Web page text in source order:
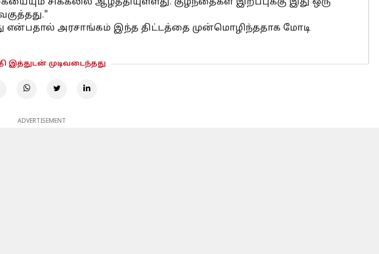
என்பதால் அரசாங்கம் இந்த திட்டத்தை முன்மொழிந்ததாக மோடி
இத்துடன் முடிவடைந்தது
ADVERTISEMENT